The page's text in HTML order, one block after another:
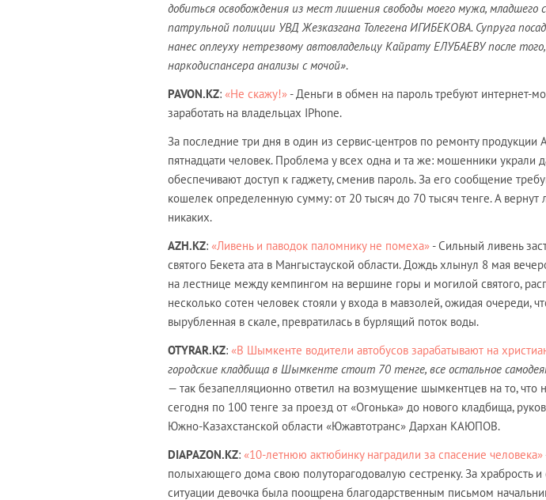
добиться освобождения из мест лишения свободы моего мужа,
патрульной полиции УВД Жезказгана Толегена ИГИБЕКОВА. Супруга
нанес оплеуху нетрезвому автовладельцу Кайрату ЕЛУБАЕВУ после
наркодиспансера анализы с мочой».
PAVON.KZ: «Не скажу!» - Деньги в обмен на пароль требуют интернет-
заработать на владельцах IPhone.
За последние три дня в один из сервис-центров по ремонту продукции
пятнадцати человек. Проблема у всех одна и та же: мошенники украли
обеспечивают доступ к гаджету, сменив пароль. За его сообщение
кошелек определенную сумму: от 20 тысяч до 70 тысяч тенге. А вернут
никаких.
AZH.KZ: «​Ливень и паводок паломнику не помеха» - Сильный ливень
святого Бекета ата в Мангыстауской области. Дождь хлынул 8 мая
на лестнице между кемпингом на вершине горы и могилой святого,
несколько сотен человек стояли у входа в мавзолей, ожидая очереди,
вырубленная в скале, превратилась в бурлящий поток воды.
OTYRAR.KZ: «В Шымкенте водители автобусов зарабатывают на
городские кладбища в Шымкенте стоит 70 тенге, все остальное
— так безапелляционно ответил на возмущение шымкентцев на то, что
сегодня по 100 тенге за проезд от «Огонька» до нового кладбища,
Южно-Казахстанской области «Южавтотранс» Дархан КАЮПОВ.
DIAPAZON.KZ: «10-летнюю актюбинку наградили за спасение человека»
полыхающего дома свою полуторагодовалую сестренку. За храбрость
ситуации девочка была поощрена благодарственным письмом